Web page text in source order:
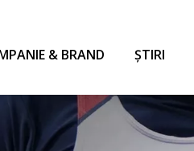
& BRAND ŞTIRI